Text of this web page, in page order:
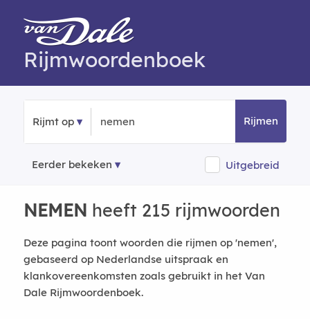
Rijmwoordenboek
Rijmt op Rijmen
Eerder bekeken Uitgebreid
NEMEN heeft 215 rijmwoorden
Deze pagina toont woorden die rijmen op 'nemen',
gebaseerd op Nederlandse uitspraak en
klankovereenkomsten zoals gebruikt in het Van
Dale Rijmwoordenboek.